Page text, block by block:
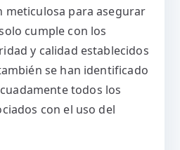
meticulosa para asegurar
cumple con los
y calidad establecidos
se han identificado
todos los
con el uso del